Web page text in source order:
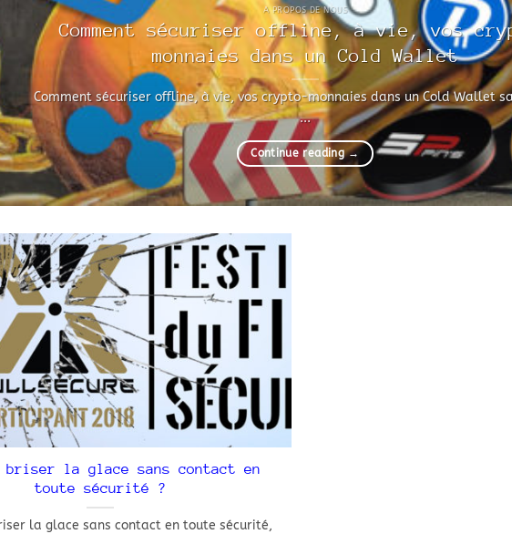
A PROPOS DE NOUS
Comment sécuriser offline, à vie, vos
monnaies dans un Cold Wallet
Comment sécuriser offline, à vie, vos crypto-monnaies dans un Cold Wallet
...
Continue reading→
briser la glace sans contact en
toute sécurité ?
la glace sans contact en toute sécurité,